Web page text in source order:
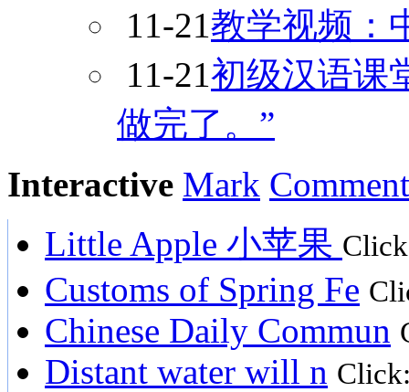
11-21教学视频：
11-21初级汉语课
做完了。”
Interactive Mark Comment
Little Apple 小苹果
Customs of Spring Fe
Chinese Daily Commun
Distant water will n